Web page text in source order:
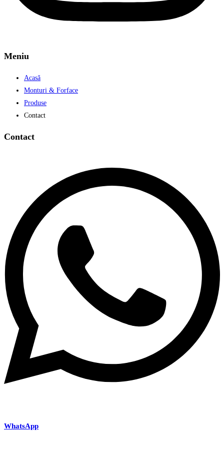
Meniu
Acasă
Monturi & Forface
Produse
Contact
Contact
WhatsApp